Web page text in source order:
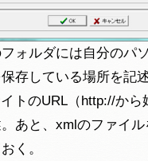
ォルダには自分のパ
存している場所を記
トのURL（http://から
あと、xmlのファイ
く。